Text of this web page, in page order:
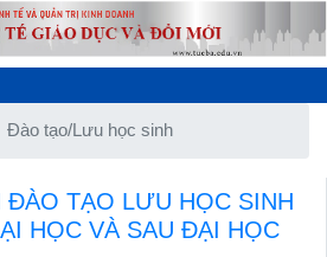
Đào tạo/Lưu học sinh
ĐÀO TẠO LƯU HỌC SINH
HỌC VÀ SAU ĐẠI HỌC